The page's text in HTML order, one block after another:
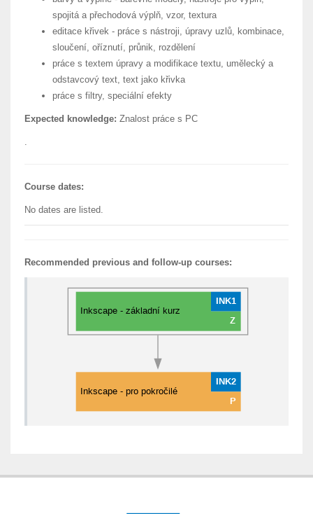
spojitá a přechodová výplň, vzor, textura
editace křivek - práce s nástroji, úpravy uzlů, kombinace,
sloučení, oříznutí, průnik, rozdělení
práce s textem úpravy a modifikace textu, umělecký a
odstavcový text, text jako křivka
práce s filtry, speciální efekty
Expected knowledge: Znalost práce s PC
.
Course dates:
No dates are listed.
Recommended previous and follow-up courses: